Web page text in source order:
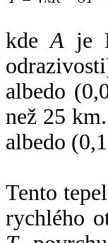
kdeA je
albedo
než 25
albedo
Tento
rychlého